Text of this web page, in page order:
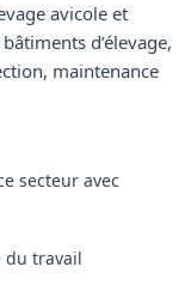
avicole et
d’élevage,
maintenance
de risques
psychosociaux
de prévention
lieux et la
est associé à
du risque à la
secteur avec
du travail